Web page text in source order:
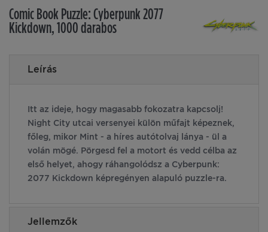
Comic Book Puzzle: Cyberpunk 2077
Kickdown, 1000 darabos
Leírás
Itt az ideje, hogy magasabb fokozatra kapcsolj!
Night City utcai versenyei külön műfajt képeznek,
főleg, mikor Mint - a híres autótolvaj lánya - ül a
volán mögé. Pörgesd fel a motort és vedd célba az
első helyet, ahogy ráhangolódsz a Cyberpunk:
2077 Kickdown képregényen alapuló puzzle-ra.
Jellemzők